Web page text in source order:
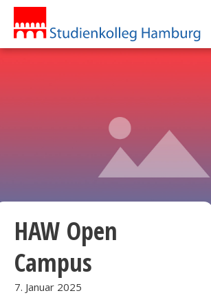
HAW Open
Campus
7. Januar 2025